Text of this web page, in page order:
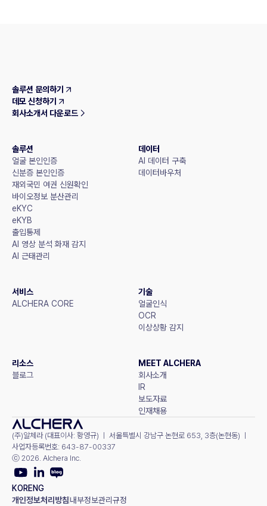
솔루션 문의하기
데모 신청하기
회사소개서 다운로드
솔루션
얼굴 본인인증
신분증 본인인증
재외국민 여권 신원확인
바이오정보 분산관리
eKYC
eKYB
출입통제
AI 영상 분석 화재 감지
AI 근태관리
데이터
AI 데이터 구축
데이터바우처
서비스
ALCHERA CORE
기술
얼굴인식
OCR
이상상황 감지
리소스
블로그
MEET ALCHERA
회사소개
IR
보도자료
인재채용
(주)알체라 (대표이사: 황영규) ㅣ 서울특별시 강남구 논현로 653, 3층(논현동) ㅣ
사업자등록번호: 643-87-00337
ⓒ 2026. Alchera Inc.
KORENG
개인정보처리방침내부정보관리규정